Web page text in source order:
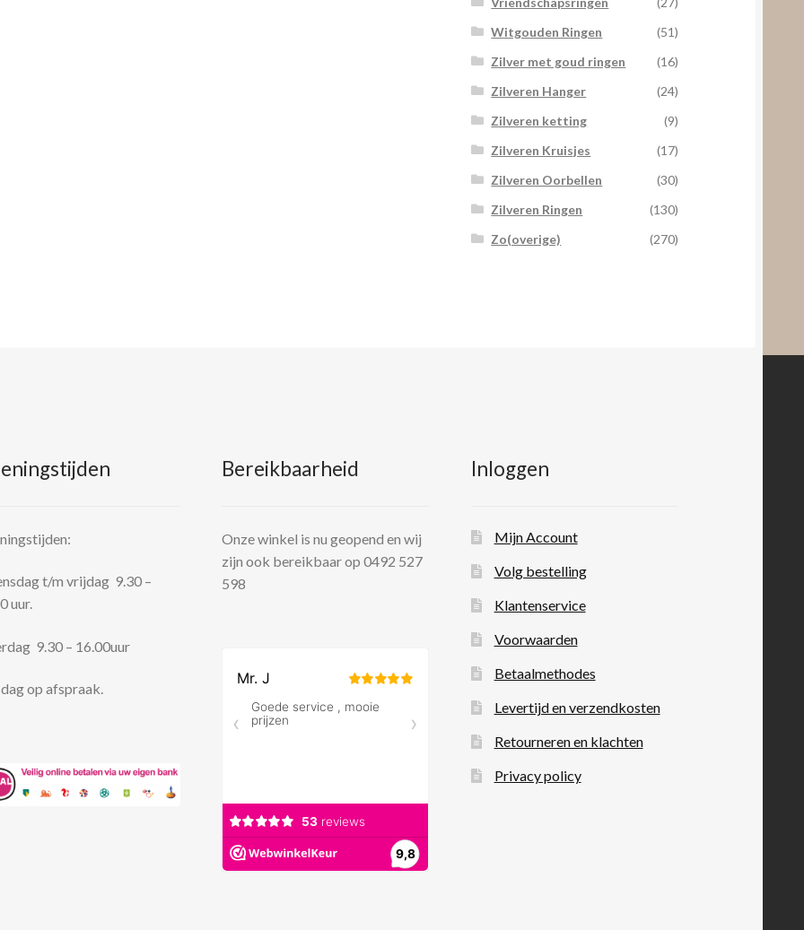
Witgouden Ringen
(51)
Zilver met goud ringen
(16)
Zilveren Hanger
(24)
Zilveren ketting
(9)
Zilveren Kruisjes
(17)
Zilveren Oorbellen
(30)
Zilveren Ringen
(130)
Zo(overige)
(270)
t/m vrijdag 9.30 –
uur.
9.30 – 16.00uur
op afspraak.
Bereikbaarheid
Onze winkel is nu geopend en wij
zijn ook bereikbaar op 0492 527
598
Inloggen
Mijn Account
Volg bestelling
Klantenservice
Voorwaarden
Betaalmethodes
Levertijd en verzendkosten
Retourneren en klachten
Privacy policy